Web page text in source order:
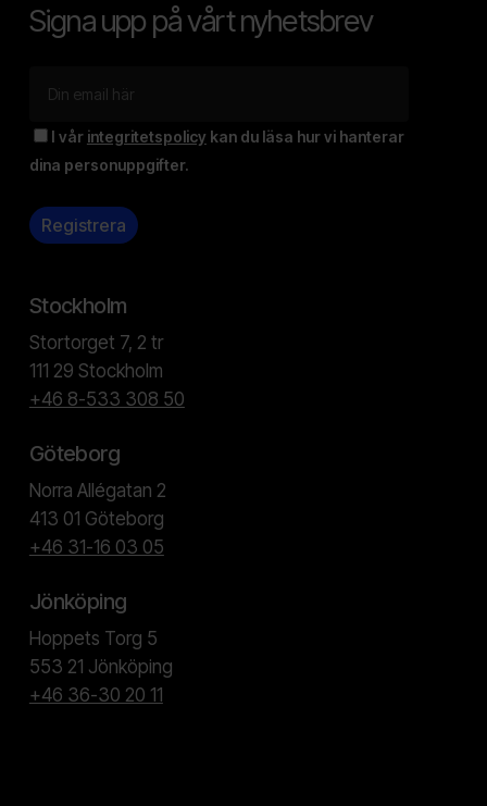
Signa upp på vårt nyhetsbrev
I vår integritetspolicy kan du läsa hur vi hanterar
dina personuppgifter.
Stockholm
Stortorget 7, 2 tr
111 29 Stockholm
+46 8-533 308 50
Göteborg
Norra Allégatan 2
413 01 Göteborg
+46 31-16 03 05
Jönköping
Hoppets Torg 5
553 21 Jönköping
+46 36-30 20 11